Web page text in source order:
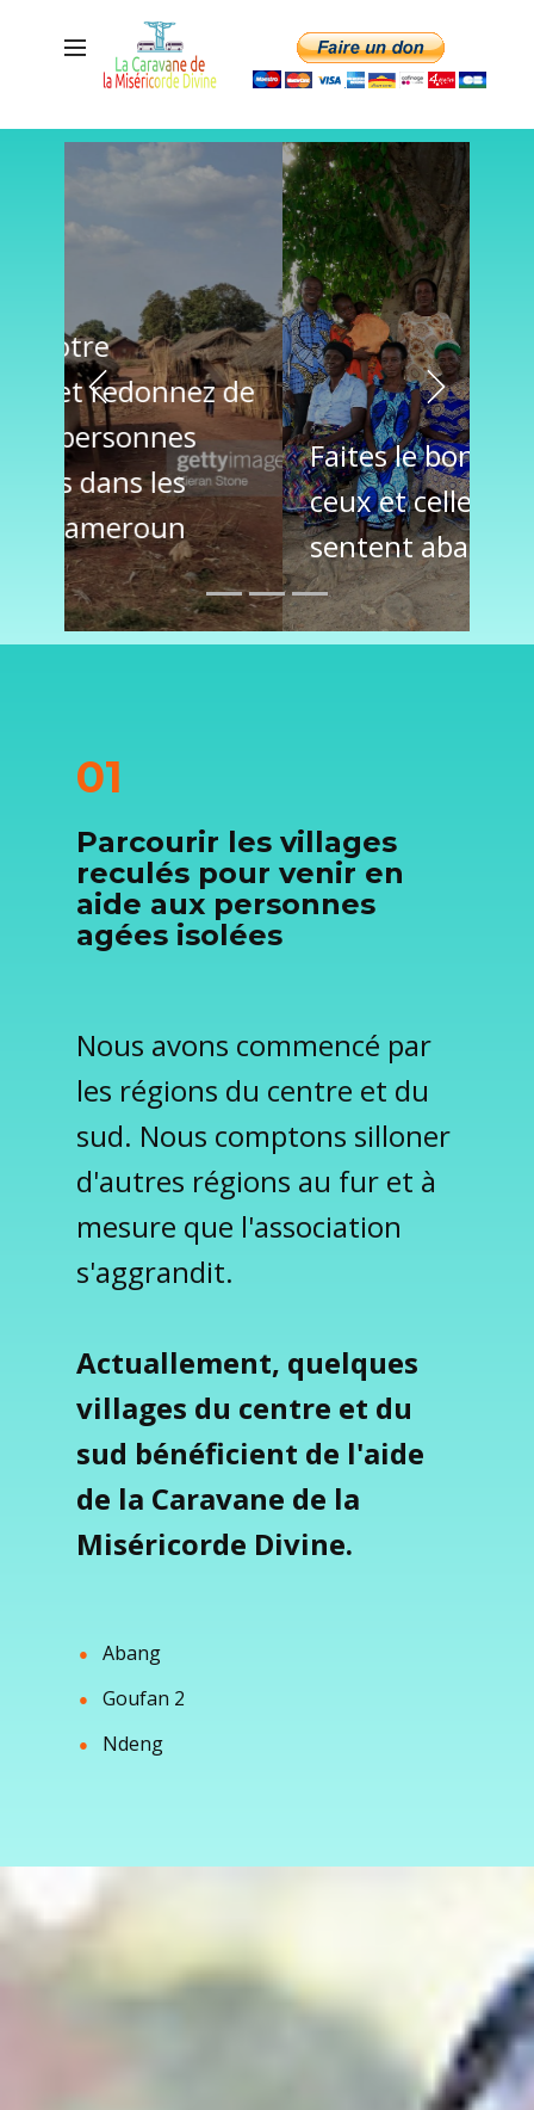
Faites le bon choix! Aidez
ceux et celles qui se
sentent abandonné(e)s.
+Previous +Next
01
Parcourir les villages
reculés pour venir en
aide aux personnes
agées isolées
Nous avons commencé par
les régions du centre et du
sud. Nous comptons silloner
d'autres régions au fur et à
mesure que l'association
s'aggrandit.
Actuallement, quelques
villages du centre et du
sud bénéficient de l'aide
de la Caravane de la
Miséricorde Divine.
● Abang
● Goufan 2
● Ndeng